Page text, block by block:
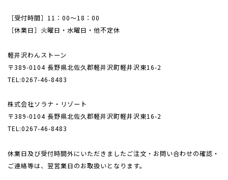
［受付時間］11：00～18：00
［休業日］火曜日・水曜日・他不定休
軽井沢わんストーン
〒389-0104 長野県北佐久郡軽井沢町軽井沢東16-2
TEL:0267-46-8483
株式会社ソラナ・リゾート
〒389-0104 長野県北佐久郡軽井沢町軽井沢東16-2
TEL:0267-46-8483
休業日及び受付時間外にいただきましたご注文・ お問い合わせの確認・
ご連絡等は、翌営業日のお取扱いとなります。